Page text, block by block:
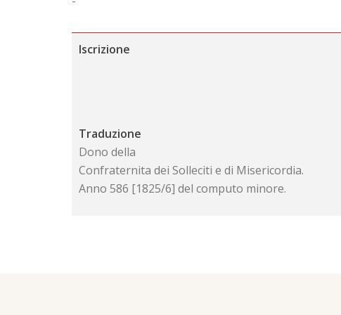
Iscrizione
Traduzione
Dono della
Confraternita dei Solleciti e di Misericordia.
Anno 586 [1825/6] del computo minore.